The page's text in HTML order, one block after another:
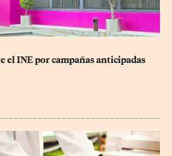
el INE por campañas anticipadas